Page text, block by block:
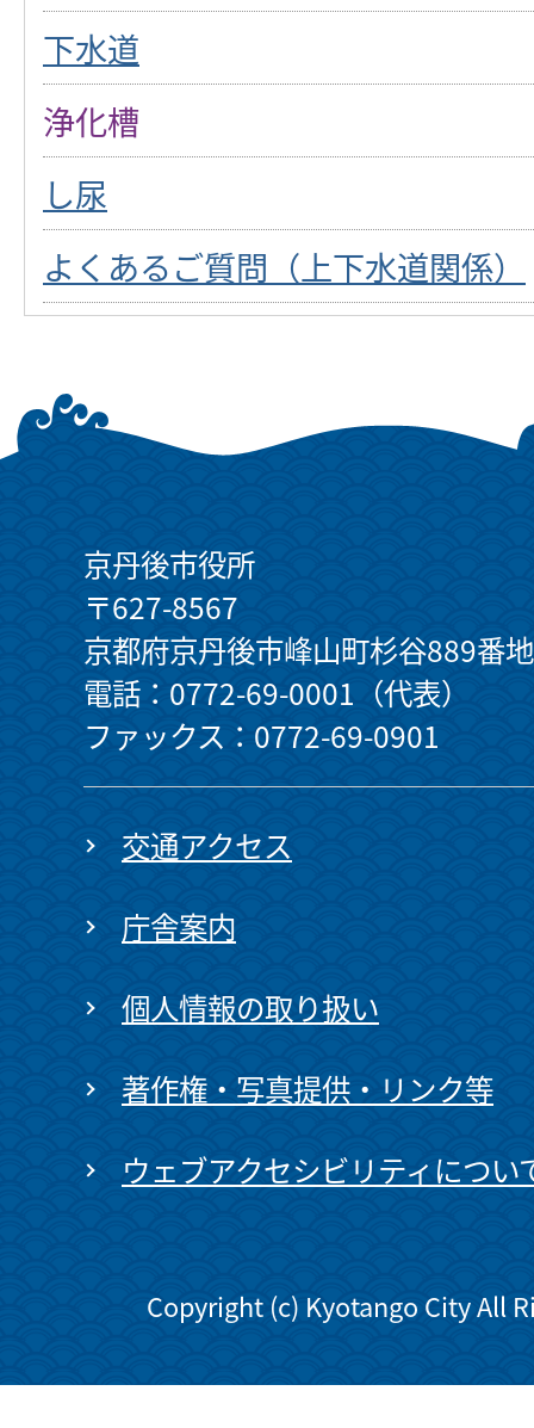
下水道
浄化槽
し尿
よくあるご質問（上下水道関係）
京丹後市役所
〒627-8567
京都府京丹後市峰山町杉谷889番地
電話：0772-69-0001（代表）
ファックス：0772-69-0901
交通アクセス
庁舎案内
個人情報の取り扱い
著作権・写真提供・リンク等
ウェブアクセシビリティについ
Copyright (c) Kyotango City All